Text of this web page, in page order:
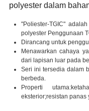
polyester dalam
"Poliester-TGIC"
polyester Penggunaan
Dirancang untuk
Menawarkan cahaya
dari lapisan luar pada
Seri ini tersedia dalam
berbeda.
Properti
eksterior;resistan panas